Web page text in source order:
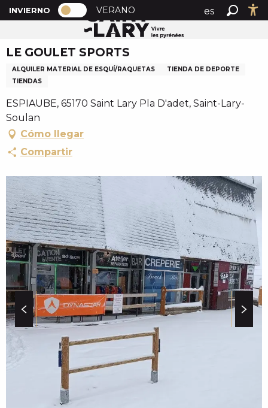
A
l
e
r
a
c
o
n
t
n
u
p
r
i
n
c
p
a
l
PAGE D’ACCUEIL ACTUELLE HIVER : PASSER EN
INVIERNO PAGE D’ACCUEIL ACTUELLE HIVER :
VERANO
es
Buscar
Inicio LE GOULET SPORTS
LE GOULET SPORTS
ALQUILER MATERIAL DE ESQUÍ/RAQUETAS
TIENDA DE DEPORTE
TIENDAS
ESPIAUBE, 65170 Saint Lary Pla D'adet, Saint-Lary-
Soulan
Cómo llegar
Compartir